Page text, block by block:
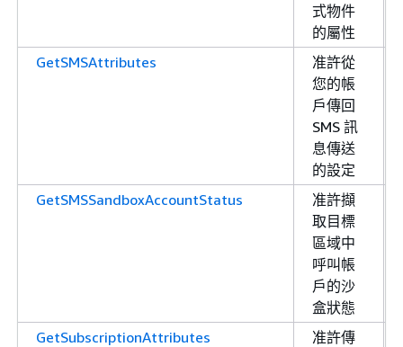
式物件
的屬性
GetSMSAttributes
准許從
您的帳
戶傳回
SMS 訊
息傳送
的設定
GetSMSSandboxAccountStatus
准許擷
取目標
區域中
呼叫帳
戶的沙
盒狀態
GetSubscriptionAttributes
准許傳